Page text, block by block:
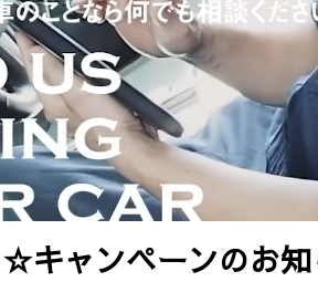
☆キャンペーンのお